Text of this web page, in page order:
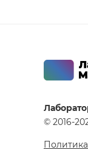
© 2016-